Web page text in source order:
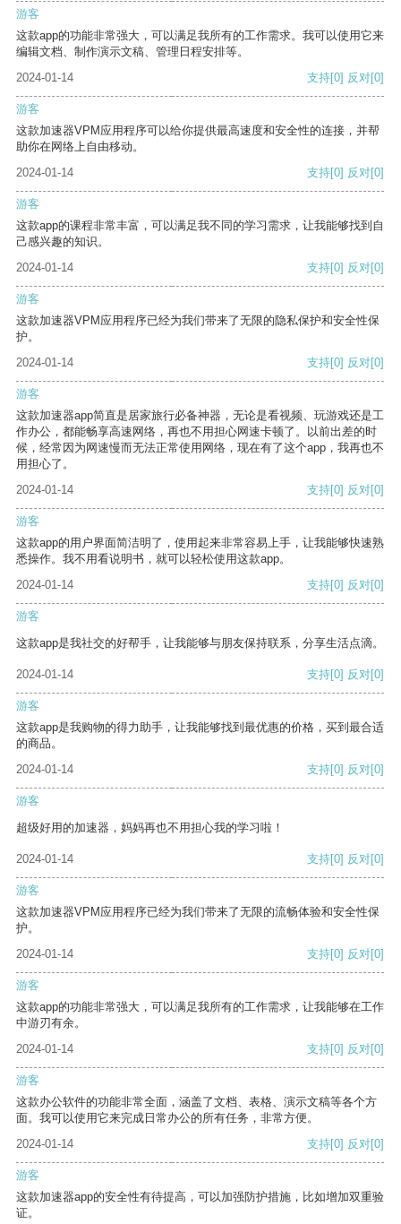
游客
这款app的功能非常强大，可以满足我所有的工作需求。我可以使用它来
编辑文档、制作演示文稿、管理日程安排等。
2024-01-14
支持[0] 反对[0]
游客
这款加速器VPM应用程序可以给你提供最高速度和安全性的连接，并帮
助你在网络上自由移动。
2024-01-14
支持[0] 反对[0]
游客
这款app的课程非常丰富，可以满足我不同的学习需求，让我能够找到自
己感兴趣的知识。
2024-01-14
支持[0] 反对[0]
游客
这款加速器VPM应用程序已经为我们带来了无限的隐私保护和安全性保
护。
2024-01-14
支持[0] 反对[0]
游客
这款加速器app简直是居家旅行必备神器，无论是看视频、玩游戏还是工
作办公，都能畅享高速网络，再也不用担心网速卡顿了。以前出差的时
候，经常因为网速慢而无法正常使用网络，现在有了这个app，我再也不
用担心了。
2024-01-14
支持[0] 反对[0]
游客
这款app的用户界面简洁明了，使用起来非常容易上手，让我能够快速熟
悉操作。我不用看说明书，就可以轻松使用这款app。
2024-01-14
支持[0] 反对[0]
游客
这款app是我社交的好帮手，让我能够与朋友保持联系，分享生活点滴。
2024-01-14 支持[0] 反对[0]
游客
这款app是我购物的得力助手，让我能够找到最优惠的价格，买到最合适
的商品。
2024-01-14
支持[0] 反对[0]
游客
超级好用的加速器，妈妈再也不用担心我的学习啦！
2024-01-14 支持[0] 反对[0]
游客
这款加速器VPM应用程序已经为我们带来了无限的流畅体验和安全性保
护。
2024-01-14
支持[0] 反对[0]
游客
这款app的功能非常强大，可以满足我所有的工作需求，让我能够在工作
中游刃有余。
2024-01-14
支持[0] 反对[0]
游客
这款办公软件的功能非常全面，涵盖了文档、表格、演示文稿等各个方
面。我可以使用它来完成日常办公的所有任务，非常方便。
2024-01-14
支持[0] 反对[0]
游客
这款加速器app的安全性有待提高，可以加强防护措施，比如增加双重验
证。